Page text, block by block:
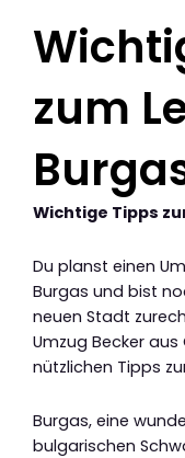
zum
Wichtige Tipps
Du planst einen
Burgas und bist
neuen Stadt
Umzug Becker
nützlichen Tipps
Burgas, eine
bulgarischen